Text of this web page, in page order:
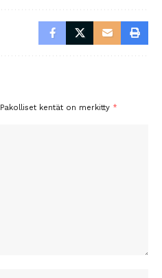
Pakolliset kentät on merkitty *